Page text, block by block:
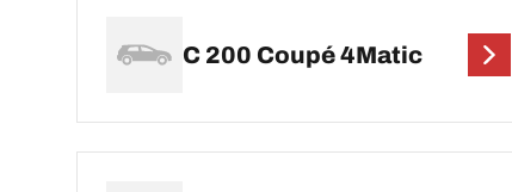
C 200 Coupé 4Matic